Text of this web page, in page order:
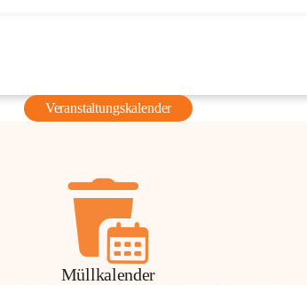
Veranstaltungskalender
Müllkalender